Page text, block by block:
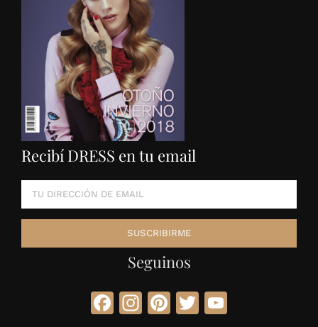
Recibí DRESS en tu email
Seguinos
Facebook
Instagram
Pinterest
Twitter